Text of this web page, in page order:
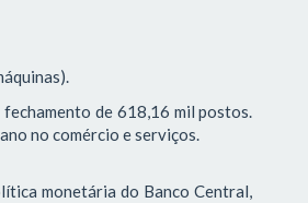
de 618,16 mil postos.
no comércio e serviços.
monetária do Banco Central,